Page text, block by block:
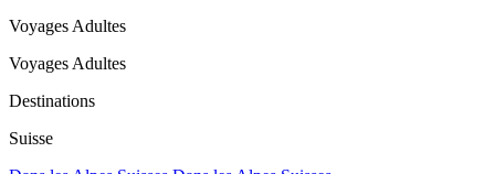
Voyages Adultes
Voyages Adultes
Destinations
Suisse